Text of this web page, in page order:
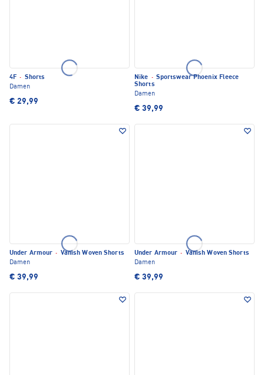
4F · Shorts
Damen
€ 29,99
Nike · Sportswear Phoenix Fleece
Shorts
Damen
€ 39,99
Under Armour · Vanish Woven Shorts
Damen
€ 39,99
Under Armour · Vanish Woven Shorts
Damen
€ 39,99